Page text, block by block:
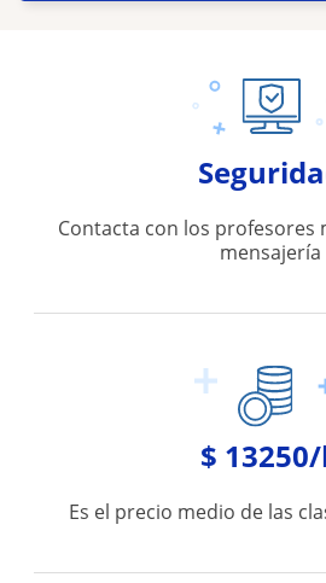
Contacta con los profesores
mensajería
$
Es el precio medio de las